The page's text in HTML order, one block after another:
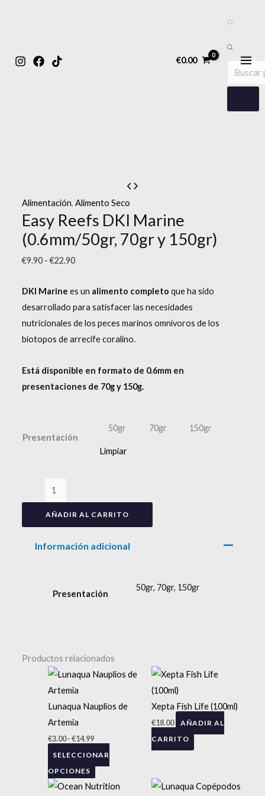
€0.00
Búsqueda
de
Alimentación,Alimento Seco
Easy Reefs DKI Marine
(0.6mm/50gr, 70gr y 150gr)
€9.90 - €22.90
DKI Marine es un alimento completo que ha sido
desarrollado para satisfacer las necesidades
nutricionales de los peces marinos omnívoros de los
biotopos de arrecife coralino.
Está disponible en formato de 0.6mm en
presentaciones de 70g y 150g.
Presentación
50gr 70gr 150gr
Limpiar
Marine
AÑADIR AL CARRITO
Información adicional
Presentación
50gr, 70gr, 150gr
Productos relacionados
Lunaqua Nauplios de
Artemia
€3.00 -€14.99
Rango
desde
hasta
€14.99
SELECCIONAR
OPCIONES
Este
tiene
Las
opciones
se
Xepta Fish Life (100ml)
€18.00
AÑADIR AL
CARRITO
Rango
Este
Rango
Este